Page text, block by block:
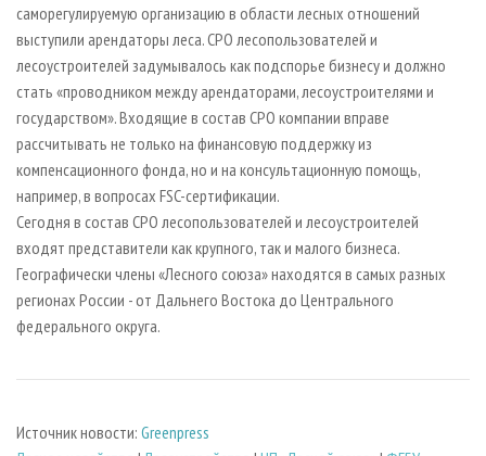
саморегулируемую организацию в области лесных отношений
выступили арендаторы леса. СРО лесопользователей и
лесоустроителей задумывалось как подспорье бизнесу и должно
стать «проводником между арендаторами, лесоустроителями и
государством». Входящие в состав СРО компании вправе
рассчитывать не только на финансовую поддержку из
компенсационного фонда, но и на консультационную помощь,
например, в вопросах FSC-сертификации.
Сегодня в состав СРО лесопользователей и лесоустроителей
входят представители как крупного, так и малого бизнеса.
Географически члены «Лесного союза» находятся в самых разных
регионах России - от Дальнего Востока до Центрального
федерального округа.
Источник новости: Greenpress